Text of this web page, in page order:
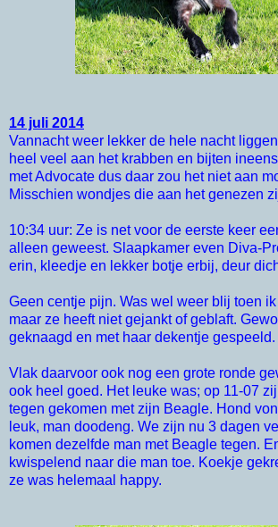
14 juli 2014
Vannacht weer lekker de hele nacht
heel veel aan het krabben en bijten
met Advocate dus daar zou het niet aan
Misschien wondjes die aan het genezen
10:34 uur: Ze is net voor de eerste keer
alleen geweest. Slaapkamer even Diva-
erin, kleedje en lekker botje erbij, deur
Geen centje pijn. Was wel weer blij toen
maar ze heeft niet gejankt of geblaft.
geknaagd en met haar dekentje gespeeld.
Vlak daarvoor ook nog een grote ronde
ook heel goed. Het leuke was; op 11-07
tegen gekomen met zijn Beagle. Hond
leuk, man doodeng. We zijn nu 3 dagen
komen dezelfde man met Beagle tegen.
kwispelend naar die man toe. Koekje
ze was helemaal happy.